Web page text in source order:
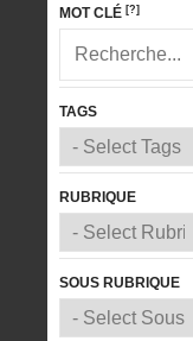
MOT CLÉ [?]
TAGS
RUBRIQUE
SOUS RUBRIQUE